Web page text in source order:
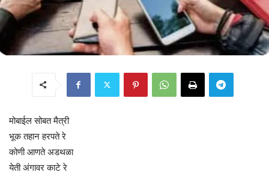
मोबाईल सोबत मैत्री
भूक तहान हरपते रे
कोणी आणते अडथळा
येती अंगावर काटे रे